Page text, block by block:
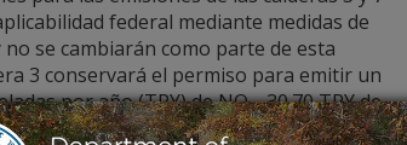
federal mediante medidas de
se cambiarán como parte de esta
3 conservará el permiso para emitir un
por año (TPY) de NOX, 30.70 TPY de
, 0.25 TPY de SOXy 2.27 TPY de VOC según el